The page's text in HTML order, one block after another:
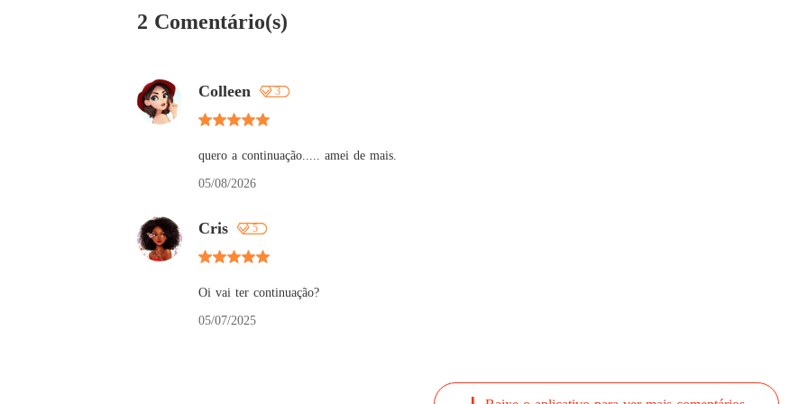
2 Comentário(s)
Colleen 3
quero a continuação..... amei de mais.
05/08/2026
Cris 5
Oi vai ter continuação?
05/07/2025